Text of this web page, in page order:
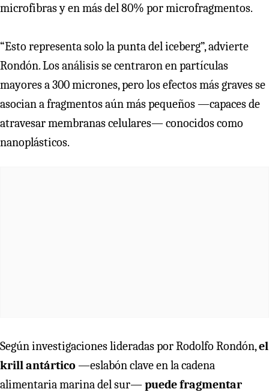
microfibras y en más del 80% por microfragmentos.
“Esto representa solo la punta del iceberg”, advierte
Rondón. Los análisis se centraron en partículas
mayores a 300 micrones, pero los efectos más graves se
asocian a fragmentos aún más pequeños —capaces de
atravesar membranas celulares— conocidos como
nanoplásticos.
Según investigaciones lideradas por Rodolfo Rondón,el
krillantártico —eslabón clave en la cadena
alimentaria marina del sur—puede fragmentar